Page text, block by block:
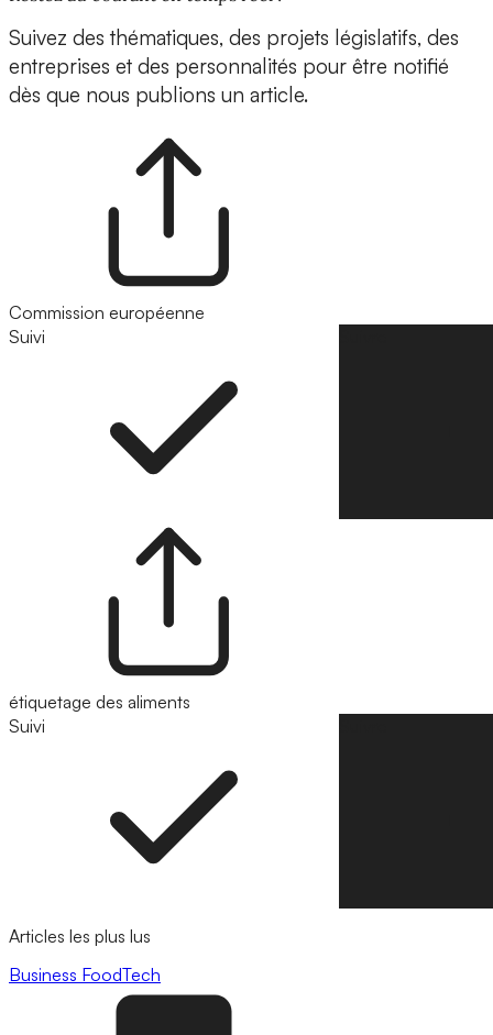
Suivez des thématiques, des projets législatifs, des
entreprises et des personnalités pour être notifié
dès que nous publions un article.
Commission européenne
Suivi
étiquetage des aliments
Suivi
Articles les plus lus
Business FoodTech